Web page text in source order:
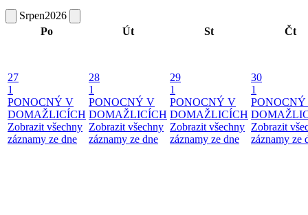
Srpen2026
Po
Út St Čt
27
1
PONOCNÝ V
DOMAŽLICÍCH
Zobrazit všechny
záznamy ze dne
28
1
PONOCNÝ V
DOMAŽLICÍCH
Zobrazit všechny
záznamy ze dne
29
1
PONOCNÝ V
DOMAŽLICÍCH
Zobrazit všechny
záznamy ze dne
30
1
Zobrazit
záznamy ze